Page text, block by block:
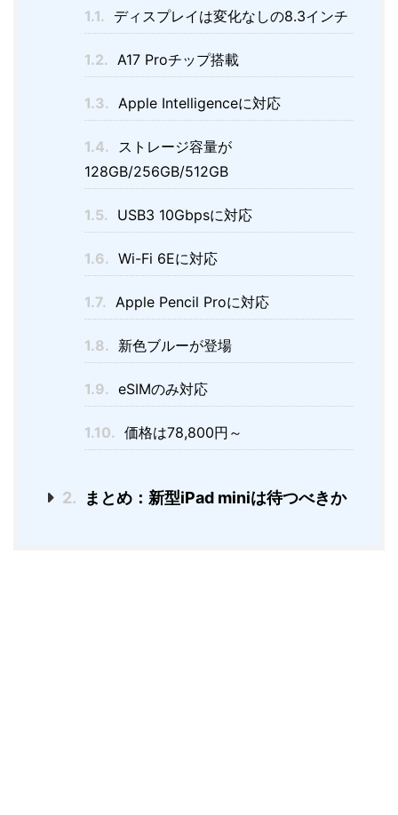
1.1. ディスプレイは変化なしの8.3インチ
1.2. A17 Proチップ搭載
1.3. Apple Intelligenceに対応
1.4. ストレージ容量が
128GB/256GB/512GB
1.5. USB3 10Gbpsに対応
1.6. Wi-Fi 6Eに対応
1.7. Apple Pencil Proに対応
1.8. 新色ブルーが登場
1.9. eSIMのみ対応
1.10. 価格は78,800円～
2. まとめ：新型iPad miniは待つべきか